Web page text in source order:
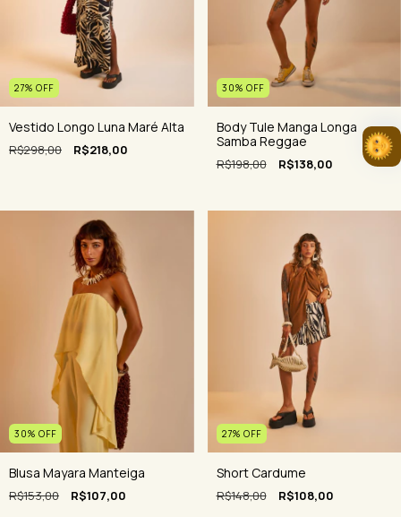
27% OFF
Vestido Longo Luna Maré Alta
R$298,00 R$218,00
30% OFF
Body Tule Manga Longa
Samba Reggae
R$198,00 R$138,00
30% OFF
Blusa Mayara Manteiga
R$153,00 R$107,00
27% OFF
Short Cardume
R$148,00 R$108,00